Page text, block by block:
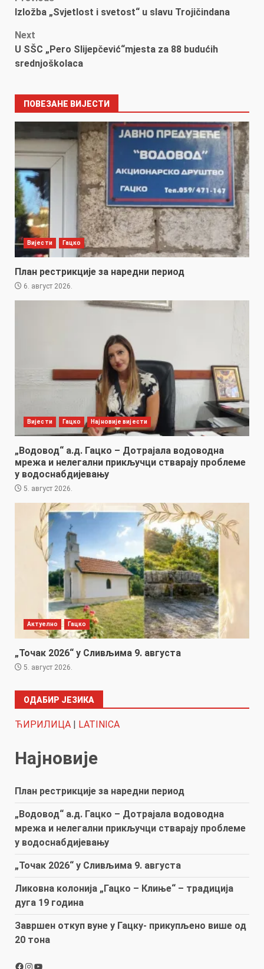
Izložba „Svjetlost i svetost“ u slavu Trojičindana
Next
U SŠC „Pero Slijepčević“mjesta za 88 budućih
srednjoškolaca
ПОВЕЗАНЕ ВИЈЕСТИ
Вијести Гацко
План рестрикције за наредни период
6. август 2026.
Вијести Гацко Најновије вијести
„Водовод“ а.д. Гацко – Дотрајала водоводна
мрежа и нелегални прикључци стварају проблеме
у водоснабдијевању
5. август 2026.
Актуелно Гацко
„Точак 2026“ у Сливљима 9. августа
5. август 2026.
ОДАБИР ЈЕЗИКА
ЋИРИЛИЦА | LATINICA
Најновије
План рестрикције за наредни период
„Водовод“ а.д. Гацко – Дотрајала водоводна
мрежа и нелегални прикључци стварају проблеме
у водоснабдијевању
„Точак 2026“ у Сливљима 9. августа
Ликовна колонија „Гацко – Клиње“ – традиција
дуга 19 година
Завршен откуп вуне у Гацку- прикупљено више од
20 тона
Facebook
Instagram
YouTube